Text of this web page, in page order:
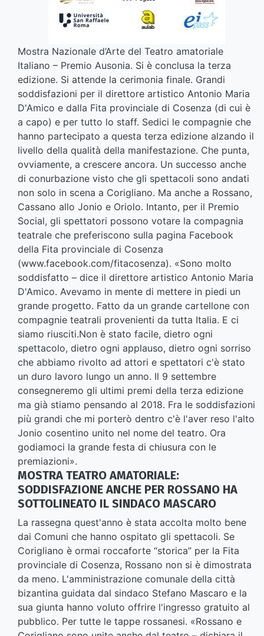
Mostra Nazionale d’Arte del Teatro amatoriale
Italiano – Premio Ausonia. Si è conclusa la terza
edizione. Si attende la cerimonia finale. Grandi
soddisfazioni per il direttore artistico Antonio Maria
D'Amico e dalla Fita provinciale di Cosenza (di cui è
a capo) e per tutto lo staff. Sedici le compagnie che
hanno partecipato a questa terza edizione alzando il
livello della qualità della manifestazione. Che punta,
ovviamente, a crescere ancora. Un successo anche
di conurbazione visto che gli spettacoli sono andati
non solo in scena a Corigliano. Ma anche a Rossano,
Cassano allo Jonio e Oriolo. Intanto, per il Premio
Social, gli spettatori possono votare la compagnia
teatrale che preferiscono sulla pagina Facebook
della Fita provinciale di Cosenza
(www.facebook.com/fitacosenza). «Sono molto
soddisfatto – dice il direttore artistico Antonio Maria
D'Amico. Avevamo in mente di mettere in piedi un
grande progetto. Fatto da un grande cartellone con
compagnie teatrali provenienti da tutta Italia. E ci
siamo riusciti.Non è stato facile, dietro ogni
spettacolo, dietro ogni applauso, dietro ogni sorriso
che abbiamo rivolto ad attori e spettatori c'è stato
un duro lavoro lungo un anno. Il 9 settembre
consegneremo gli ultimi premi della terza edizione
ma già stiamo pensando al 2018. Fra le soddisfazioni
più grandi che mi porterò dentro c'è l'aver reso l'alto
Jonio cosentino unito nel nome del teatro. Ora
godiamoci la grande festa di chiusura con le
premiazioni».
MOSTRA TEATRO AMATORIALE:
SODDISFAZIONE ANCHE PER ROSSANO HA
SOTTOLINEATO IL SINDACO MASCARO
La rassegna quest'anno è stata accolta molto bene
dai Comuni che hanno ospitato gli spettacoli. Se
Corigliano è ormai roccaforte “storica” per la Fita
provinciale di Cosenza, Rossano non si è dimostrata
da meno. L'amministrazione comunale della città
bizantina guidata dal sindaco Stefano Mascaro e la
sua giunta hanno voluto offrire l'ingresso gratuito al
pubblico. Per tutte le tappe rossanesi. «Rossano e